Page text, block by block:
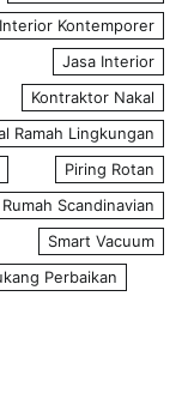
Interior Kontemporer
Jasa Interior
Kontraktor Nakal
Ramah Lingkungan
Piring Rotan
Rumah Scandinavian
Smart Vacuum
Perbaikan